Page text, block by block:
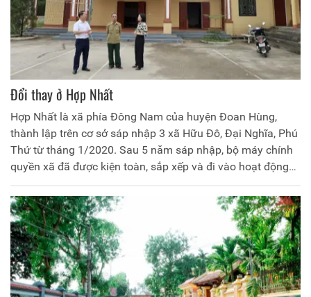
Đổi thay ở Hợp Nhất
Hợp Nhất là xã phía Đông Nam của huyện Đoan Hùng,
thành lập trên cơ sở sáp nhập 3 xã Hữu Đô, Đại Nghĩa, Phú
Thứ từ tháng 1/2020. Sau 5 năm sáp nhập, bộ máy chính
quyền xã đã được kiện toàn, sắp xếp và đi vào hoạt động
ổn định, góp phần thực hiện tốt nhiệm vụ phát triển kinh tế
xã hội của địa phương...